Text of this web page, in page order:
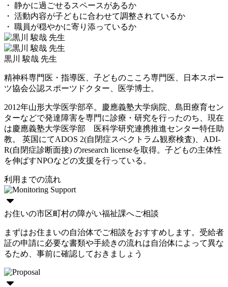
・ 静かに過ごせるスペースがあるか
・ 活動内容が子どもに合わせて調整されているか
・ 職員が穏やかに寄り添っているか
黒川 駿哉 先生
精神科専門医・指導医、子どものこころ専門医、日本スポー
ツ協会公認スポーツドクター、医学博士。
2012年山形大学医学部卒。慶應義塾大学病院、島田療育セン
ターなどで発達障害を専門に診療・研究を行ったのち、現在
は慶應義塾大学医学部 医科学研究連携推進センター特任助
教。 英国にてADOS 2(自閉症スペクトラム観察検査)、ADI-
R(自閉症診断面接) のresearch licenseを取得。子どもの主体性
を伸ばすNPOなどの支援を行っている。
利用までの流れ
お住いの市区町村の障がい福祉課へご相談
まずはお住まいの自治体でご相談をおすすめします。受給者
証の申請に必要な書類や手続きの流れは自治体によって異な
るため、事前に確認しておきましょう